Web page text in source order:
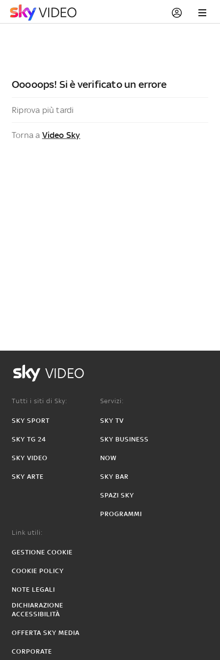
Ooooops! Si è verificato un errore
Riprova più tardi
Torna a Video Sky
VIDEO
Tutti i siti di Sky:
SKY SPORT
SKY TG 24
SKY VIDEO
SKY ARTE
Servizi:
SKY TV
SKY BUSINESS
NOW
SKY BAR
SPAZI SKY
PROGRAMMI
Link utili:
GESTIONE COOKIE
COOKIE POLICY
NOTE LEGALI
DICHIARAZIONE
ACCESSIBILITÀ
OFFERTA SKY MEDIA
CORPORATE